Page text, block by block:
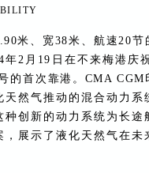
米、宽38米、航速20节
年2月19日在不来梅港庆
的首次靠港。CMA CGM
天然气推动的混合动力系
种创新的动力系统为长途
，展示了液化天然气在未